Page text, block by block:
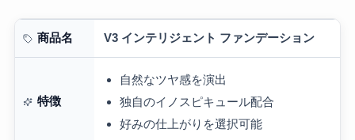
商品名 V3 インテリジェント ファンデーション
特徴
自然なツヤ感を演出
独自のイノスピキュール配合
好みの仕上がりを選択可能